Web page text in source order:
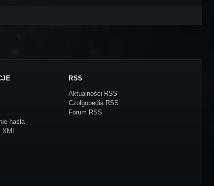
hasła
XML
RSS
Aktualności RSS
Czołgopedia RSS
Forum RSS